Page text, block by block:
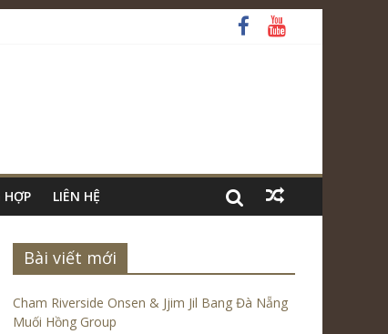
HỢP LIÊN HỆ
Bài viết mới
Cham Riverside Onsen & Jjim Jil Bang Đà Nẵng
Muối Hồng Group